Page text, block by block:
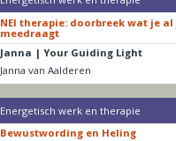
NEI therapie: doorbreek wat je
meedraagt
Janna | Your Guiding Light
Janna van Aalderen
Energetisch werk en therapie
Bewustwording en Heling